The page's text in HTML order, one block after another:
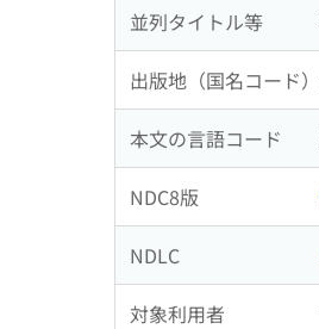
並列タイトル等
出版地（国名コード）
本文の言語コード
NDC8版
NDLC
対象利用者